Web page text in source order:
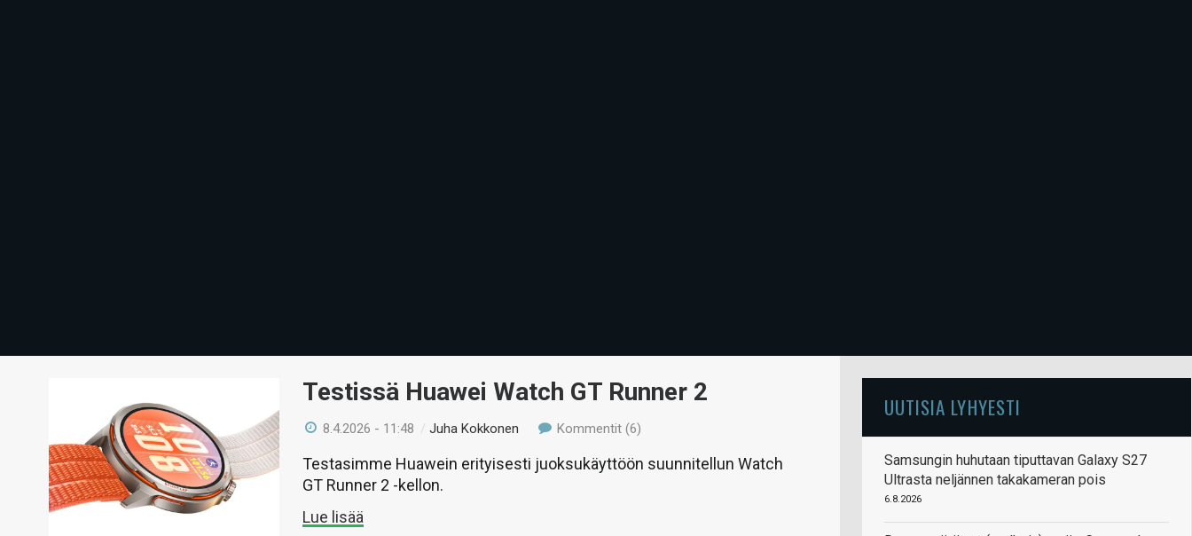
Testissä Huawei Watch GT Runner 2
8.4.2026 - 11:48 /Juha Kokkonen Kommentit (6)
Testasimme Huawein erityisesti juoksukäyttöön suunnitellun Watch
GT Runner 2 -kellon.
Lue lisää
UUTISIA LYHYESTI
Samsungin huhutaan tiputtavan Galaxy S27
Ultrasta neljännen takakameran pois
6.8.2026